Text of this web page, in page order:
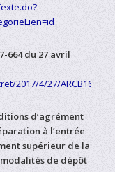
664 du 27 avril
2017/4/27/
d’agrément
à l’entrée
supérieur de la
de dépôt